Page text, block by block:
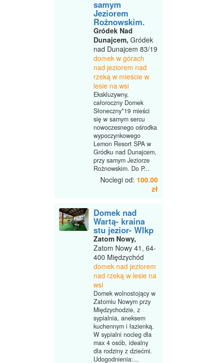
samym
Jeziorem
Rożnowskim.
Gródek Nad
Dunajcem, Gródek
nad Dunajcem 83/19
domek w górach
nad jeziorem nad
rzeką w mieście w
lesie na wsi
Ekskluzywny,
całoroczny Domek
Słoneczny*19 mieści
się w samym sercu
nowoczesnego ośrodka
wypoczynkowego
Lemon Resort SPA w
Gródku nad Dunajcem,
przy samym Jeziorze
Rożnowskim. Do P...
Noclegi od: 100.00
zł
Domek nad
Wartą- kraina
stu jezior- Wlkp
Zatom Nowy,
Zatom Nowy 41, 64-
400 Międzychód
domek nad jeziorem
nad rzeką w lesie na
wsi
Domek wolnostojący w
Zatomiu Nowym przy
Międzychodzie, z
sypialnia, aneksem
kuchennym i łazienką.
W sypialni nocleg dla
max 4 osób, idealny
dla rodziny z dziećmi.
Udogodnienia:...